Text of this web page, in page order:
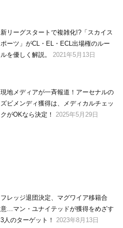
新リーグスタートで複雑化!?「スカイス
ポーツ」がCL・EL・ECL出場権のルー
ルを優しく解説。
2021年5月13日
現地メディアが一斉報道！アーセナルの
ズビメンディ獲得は、メディカルチェッ
クがOKなら決定！
2025年5月29日
フレッジ退団決定、マグワイア移籍合
意…マン・ユナイテッドが獲得をめざす
3人のターゲット！ 2023年8月13日